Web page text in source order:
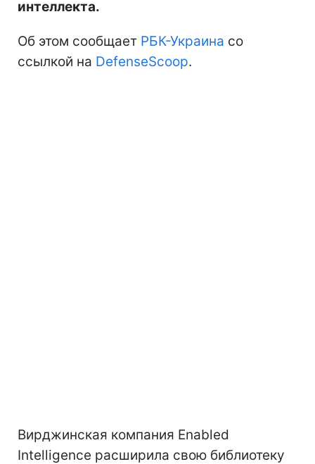
интеллекта.
Об этом сообщает РБК-Украина со
ссылкой на DefenseScoop.
Вирджинская компания Enabled
Intelligence расширила свою библиотеку